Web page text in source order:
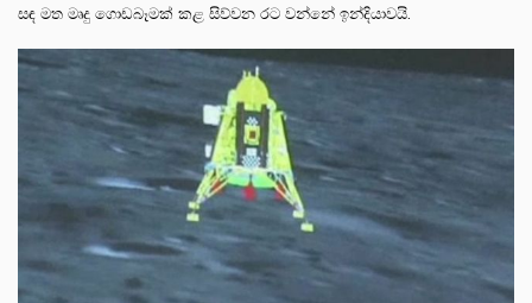
සඳ මත මෘදු ගොඩබෑමක් කළ සිව්වන රට වන්නේ ඉන්දියාවයි.